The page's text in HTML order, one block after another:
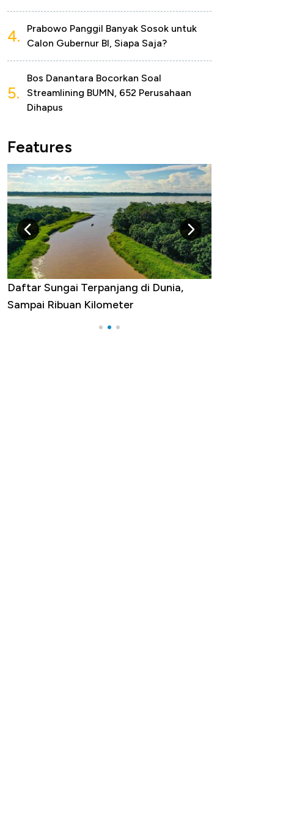
4.
Prabowo Panggil Banyak Sosok untuk
Calon Gubernur BI, Siapa Saja?
5.
Bos Danantara Bocorkan Soal
Streamlining BUMN, 652 Perusahaan
Dihapus
Features
Daftar Sungai Terpanjang di Dunia,
Sampai Ribuan Kilometer